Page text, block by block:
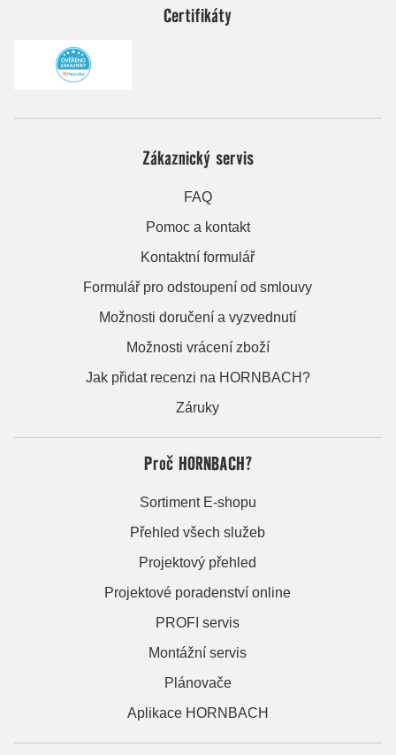
Certifikáty
Zákaznický servis
FAQ
Pomoc a kontakt
Kontaktní formulář
Formulář pro odstoupení od smlouvy
Možnosti doručení a vyzvednutí
Možnosti vrácení zboží
Jak přidat recenzi na HORNBACH?
Záruky
Proč HORNBACH?
Sortiment E-shopu
Přehled všech služeb
Projektový přehled
Projektové poradenství online
PROFI servis
Montážní servis
Plánovače
Aplikace HORNBACH